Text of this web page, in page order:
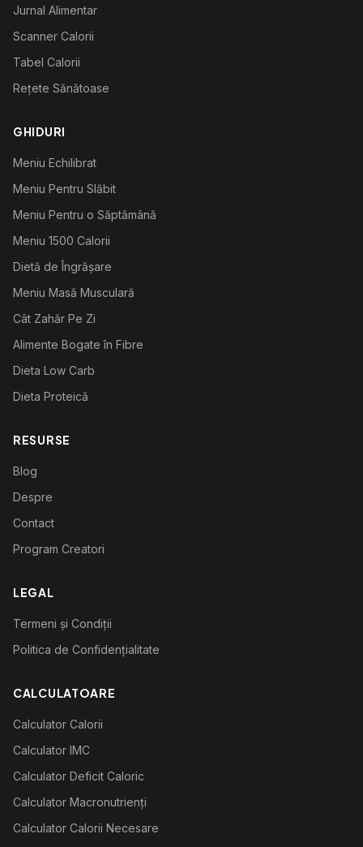
Jurnal Alimentar
Scanner Calorii
Tabel Calorii
Rețete Sănătoase
GHIDURI
Meniu Echilibrat
Meniu Pentru Slăbit
Meniu Pentru o Săptămână
Meniu 1500 Calorii
Dietă de Îngrășare
Meniu Masă Musculară
Cât Zahăr Pe Zi
Alimente Bogate în Fibre
Dieta Low Carb
Dieta Proteică
RESURSE
Blog
Despre
Contact
Program Creatori
LEGAL
Termeni și Condiții
Politica de Confidențialitate
CALCULATOARE
Calculator Calorii
Calculator IMC
Calculator Deficit Caloric
Calculator Macronutrienți
Calculator Calorii Necesare